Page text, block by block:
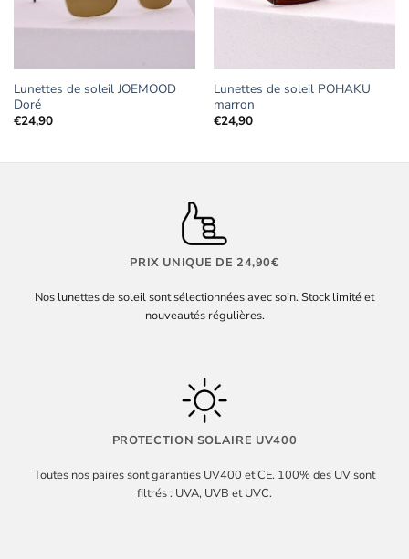
Lunettes de soleil JOEMOOD
Doré
€24,90
Lunettes de soleil POHAKU
marron
€24,90
PRIX UNIQUE DE 24,90€
Nos lunettes de soleil sont sélectionnées avec soin. Stock limité et
nouveautés régulières.
PROTECTION SOLAIRE UV400
Toutes nos paires sont garanties UV400 et CE. 100% des UV sont
filtrés : UVA, UVB et UVC.